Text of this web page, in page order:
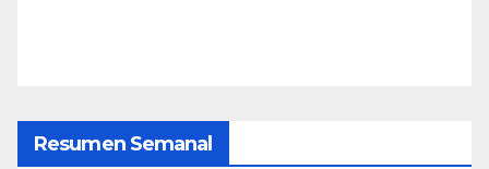
e
Resumen Semanal